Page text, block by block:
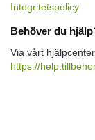
Integritetspolicy
Behöver du
Via vårt
https://